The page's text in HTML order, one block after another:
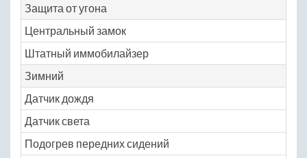
Защита от угона
Центральный замок
Штатный иммобилайзер
Зимний
Датчик дождя
Датчик света
Подогрев передних сидений